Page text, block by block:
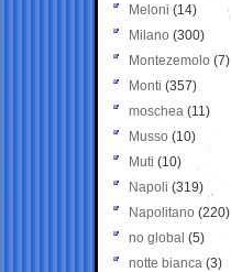
Meloni (14)
Milano (300)
Montezemolo (7)
Monti (357)
moschea (11)
Musso (10)
Muti (10)
Napoli (319)
Napolitano (220)
no global (5)
notte bianca (3)